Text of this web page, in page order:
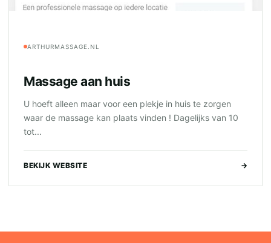
ARTHURMASSAGE.NL
Massage aan huis
U hoeft alleen maar voor een plekje in huis te zorgen
waar de massage kan plaats vinden ! Dagelijks van 10
tot...
BEKIJK WEBSITE →